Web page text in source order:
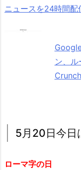
ニュースを24時間配
ン、
5月20日今日
ローマ字の日